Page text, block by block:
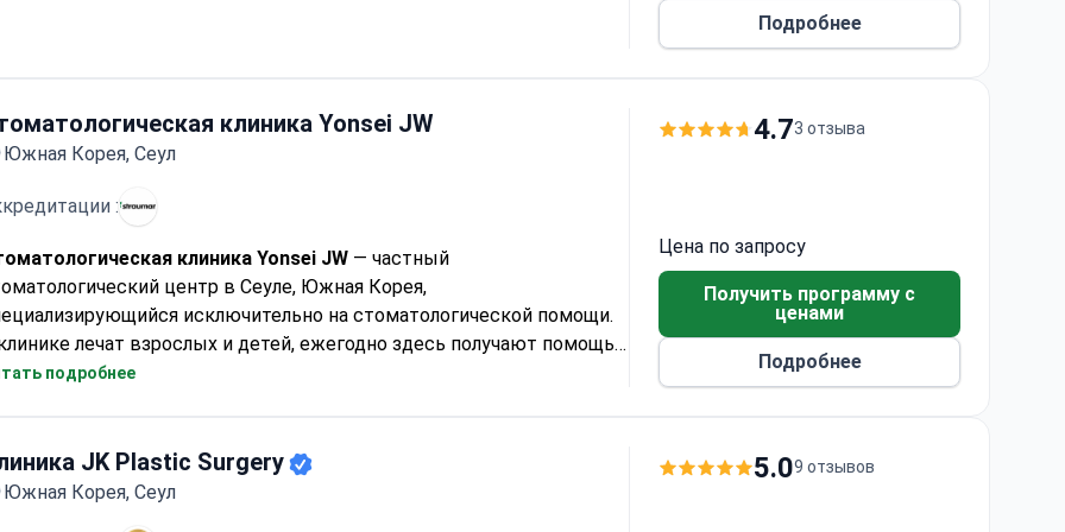
Подробнее
клиника Yonsei JW
Южная Корея, Сеул
:
клиника Yonsei JW — частный
центр в Сеуле, Южная Корея,
исключительно на стоматологической помощи.
лечат взрослых и детей, ежегодно здесь получают помощь
5 000 пациентов. Большинство посетителей приезжают из
подробнее
4.73 отзыва
Цена по запросу
Получить программу с
ценами
Подробнее
JK Plastic Surgery
Южная Корея, Сеул
5.09 отзывов